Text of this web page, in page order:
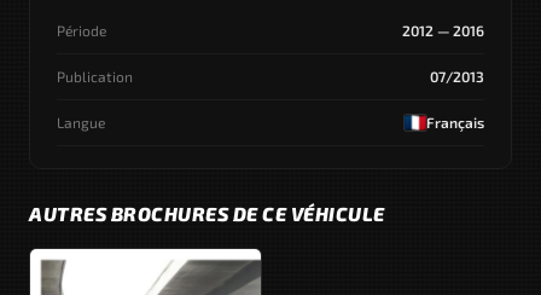
Période 2012 — 2016
Publication 07/2013
Langue Français
AUTRES BROCHURES DE CE VÉHICULE